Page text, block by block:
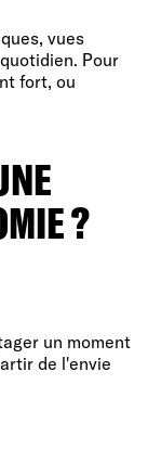
vues
Pour
fort, ou
?
un moment
de l'envie